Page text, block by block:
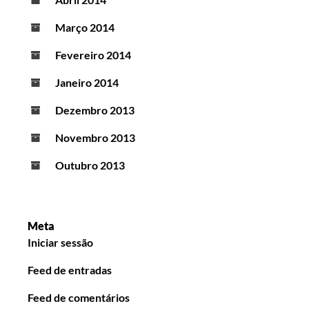
Março 2014
Fevereiro 2014
Janeiro 2014
Dezembro 2013
Novembro 2013
Outubro 2013
Meta
Iniciar sessão
Feed de entradas
Feed de comentários